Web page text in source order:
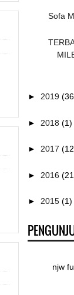
Sofa
► 2019
► 2018 (1)
► 2017
► 2016
► 2015 (1)
njw